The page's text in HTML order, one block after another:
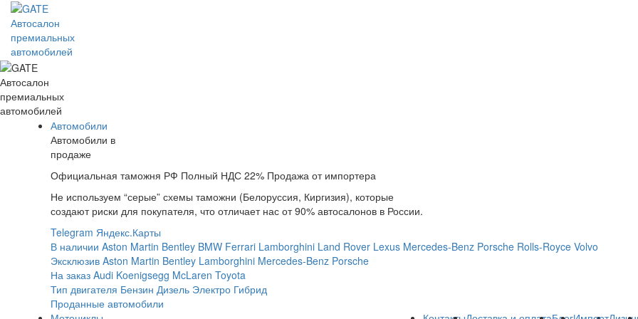
Автосалон
премиальных
автомобилей
Автосалон
премиальных
автомобилей
Автомобили
Автомобили в
продаже
Официальная таможня РФ Полный НДС 22% Продажа от импортера
Не используем “серые” схемы таможни (Белоруссия, Киргизия), которые
создают риски для покупателя, что отличает нас от 90% автосалонов в России.
Telegram Яндекс.Карты
В наличии Aston Martin Bentley BMW Ferrari Lamborghini Land Rover Lexus Mercedes-Benz Porsche Rolls-Royce Volvo
Эксклюзив Aston Martin Bentley Lamborghini Mercedes-Benz Porsche
На заказ Audi Koenigsegg McLaren Toyota
Тип двигателя Бензин Дизель Электро Гибрид
Проданные автомобили